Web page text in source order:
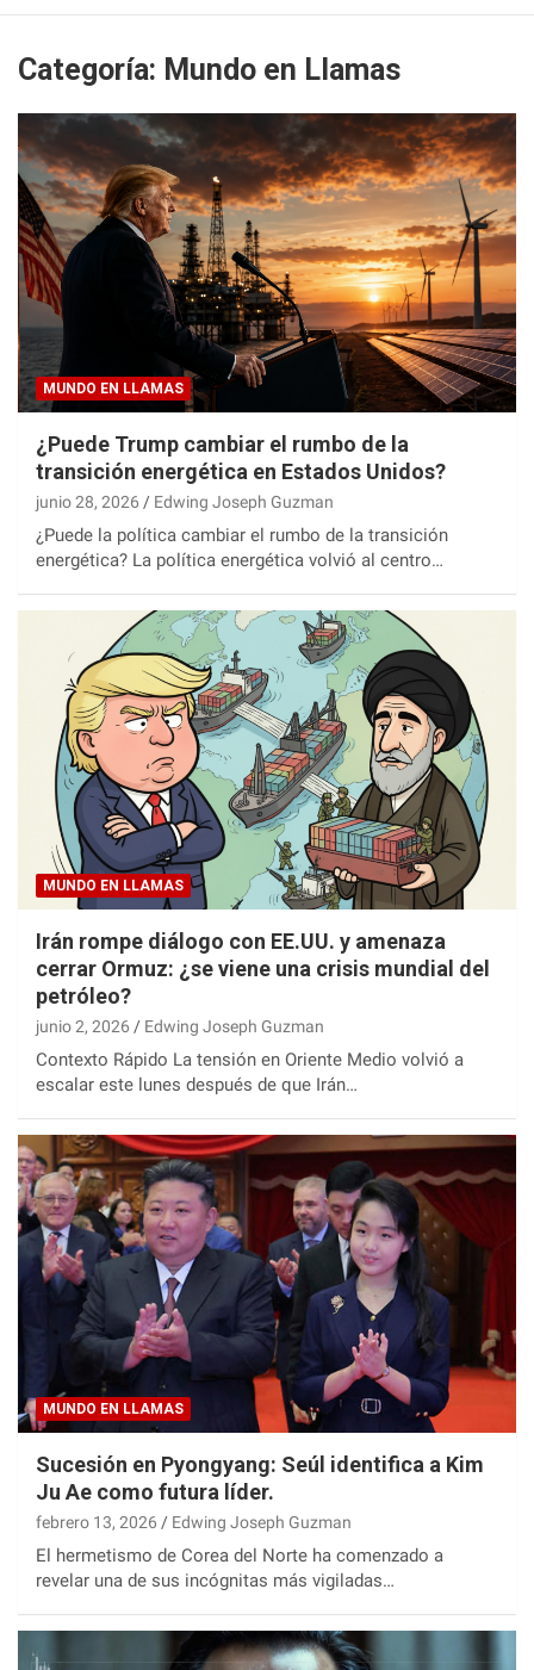
Categoría: Mundo en Llamas
MUNDO EN LLAMAS
¿Puede Trump cambiar el rumbo de la
transición energética en Estados Unidos?
junio 28, 2026 Edwing Joseph Guzman
¿Puede la política cambiar el rumbo de la transición
energética? La política energética volvió al centro…
MUNDO EN LLAMAS
Irán rompe diálogo con EE.UU. y amenaza
cerrar Ormuz: ¿se viene una crisis mundial del
petróleo?
junio 2, 2026 Edwing Joseph Guzman
Contexto Rápido La tensión en Oriente Medio volvió a
escalar este lunes después de que Irán…
MUNDO EN LLAMAS
Sucesión en Pyongyang: Seúl identifica a Kim
Ju Ae como futura líder.
febrero 13, 2026 Edwing Joseph Guzman
El hermetismo de Corea del Norte ha comenzado a
revelar una de sus incógnitas más vigiladas…